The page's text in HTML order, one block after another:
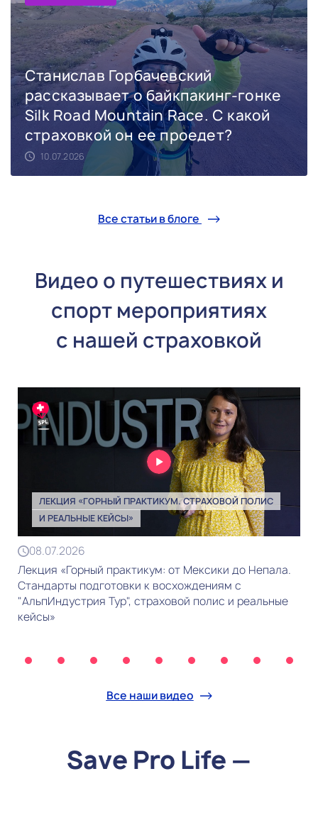
Станислав Горбачевский
рассказывает о байкпакинг-гонке
Silk Road Mountain Race. С какой
страховкой он ее проедет?
10.07.2026
Все статьи в блоге
Видео о путешествиях и
спорт мероприятиях
с нашей страховкой
ЛЕКЦИЯ «ГОРНЫЙ ПРАКТИКУМ. CТРАХОВОЙ ПОЛИС
И РЕАЛЬНЫЕ КЕЙСЫ»
08.07.2026
Лекция «Горный практикум: от Мексики до Непала.
Стандарты подготовки к восхождениям с
"АльпИндустрия Тур", страховой полис и реальные
кейсы»
Все наши видео
Save Pro Life —